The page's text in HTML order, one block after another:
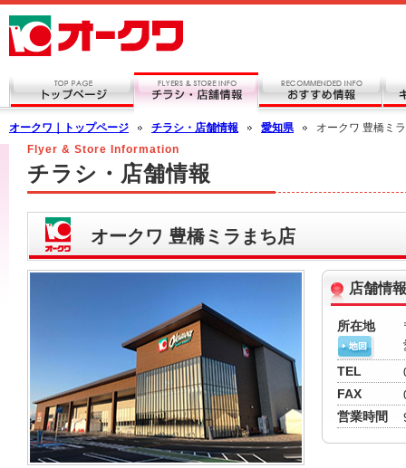
オークワ｜トップページ チラシ・店舗情報 愛知県
オークワ 豊橋ミ
Flyer & Store Information
チラシ・店舗情報
オークワ 豊橋ミラまち店
店舗情報
所在地
TEL
FAX
営業時間